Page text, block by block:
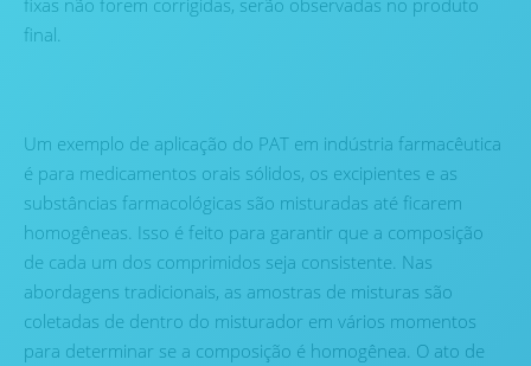
fixas não forem corrigidas, serão observadas no produto
final.
Um exemplo de aplicação do PAT em indústria farmacêutica
é para medicamentos orais sólidos, os excipientes e as
substâncias farmacológicas são misturadas até ficarem
homogêneas. Isso é feito para garantir que a composição
de cada um dos comprimidos seja consistente. Nas
abordagens tradicionais, as amostras de misturas são
coletadas de dentro do misturador em vários momentos
para determinar se a composição é homogênea. O ato de